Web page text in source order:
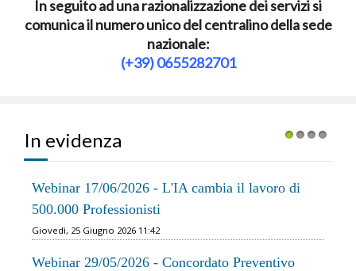
In seguito ad una razionalizzazione dei servizi si
comunica il numero unico del centralino della sede
nazionale:
(+39) 0655282701
In evidenza
Webinar 17/06/2026 - L'IA cambia il lavoro di
500.000 Professionisti
Giovedì, 25 Giugno 2026 11:42
Webinar 29/05/2026 - Concordato Preventivo